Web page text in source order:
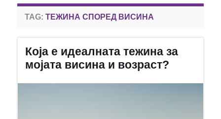
TAG: ТЕЖИНА СПОРЕД ВИСИНА
Која е идеалната тежина за
мојата висина и возраст?